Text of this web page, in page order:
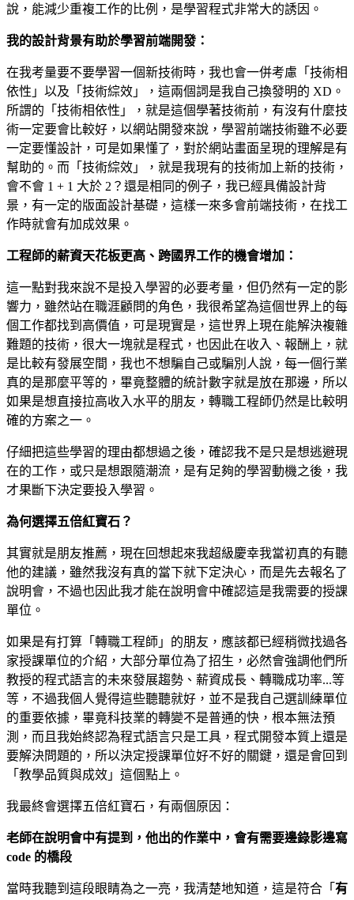
說，能減少重複工作的比例，是學習程式非常大的誘因。
我的設計背景有助於學習前端開發：
在我考量要不要學習一個新技術時，我也會一併考慮「技術相
依性」以及「技術綜效」，這兩個詞是我自己換發明的 XD。
所謂的「技術相依性」，就是這個學著技術前，有沒有什麼技
術一定要會比較好，以網站開發來說，學習前端技術雖不必要
一定要懂設計，可是如果懂了，對於網站畫面呈現的理解是有
幫助的。而「技術綜效」，就是我現有的技術加上新的技術，
會不會 1 + 1 大於 2？還是相同的例子，我已經具備設計背
景，有一定的版面設計基礎，這樣一來多會前端技術，在找工
作時就會有加成效果。
工程師的薪資天花板更高、跨國界工作的機會增加：
這一點對我來說不是投入學習的必要考量，但仍然有一定的影
響力，雖然站在職涯顧問的角色，我很希望為這個世界上的每
個工作都找到高價值，可是現實是，這世界上現在能解決複雜
難題的技術，很大一塊就是程式，也因此在收入、報酬上，就
是比較有發展空間，我也不想騙自己或騙別人說，每一個行業
真的是那麼平等的，畢竟整體的統計數字就是放在那邊，所以
如果是想直接拉高收入水平的朋友，轉職工程師仍然是比較明
確的方案之一。
仔細把這些學習的理由都想過之後，確認我不是只是想逃避現
在的工作，或只是想跟隨潮流，是有足夠的學習動機之後，我
才果斷下決定要投入學習。
為何選擇五倍紅寶石？
其實就是朋友推薦，現在回想起來我超級慶幸我當初真的有聽
他的建議，雖然我沒有真的當下就下定決心，而是先去報名了
說明會，不過也因此我才能在說明會中確認這是我需要的授課
單位。
如果是有打算「轉職工程師」的朋友，應該都已經稍微找過各
家授課單位的介紹，大部分單位為了招生，必然會強調他們所
教授的程式語言的未來發展趨勢、薪資成長、轉職成功率...等
等，不過我個人覺得這些聽聽就好，並不是我自己選訓練單位
的重要依據，畢竟科技業的轉變不是普通的快，根本無法預
測，而且我始終認為程式語言只是工具，程式開發本質上還是
要解決問題的，所以決定授課單位好不好的關鍵，還是會回到
「教學品質與成效」這個點上。
我最終會選擇五倍紅寶石，有兩個原因：
老師在說明會中有提到，他出的作業中，會有需要邊錄影邊寫
code 的橋段
當時我聽到這段眼睛為之一亮，我清楚地知道，這是符合「 有